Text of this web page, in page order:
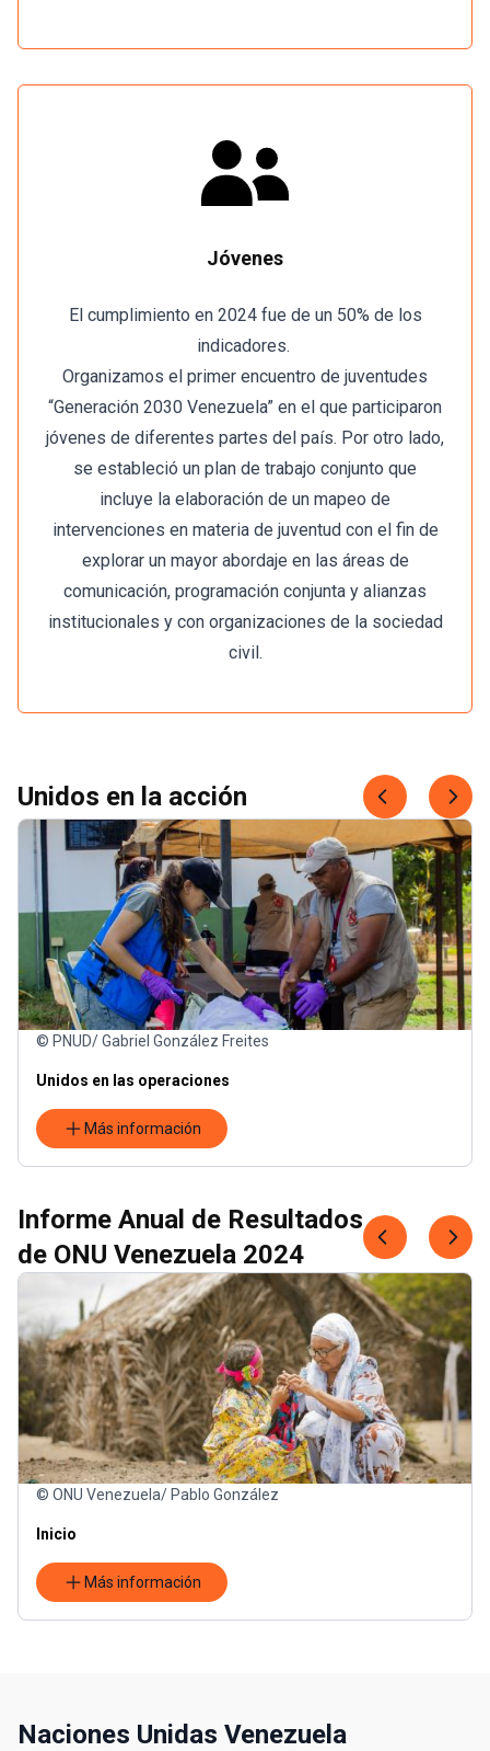
Jóvenes
El cumplimiento en 2024 fue de un 50% de los
indicadores.
Organizamos el primer encuentro de juventudes
“Generación 2030 Venezuela” en el que participaron
jóvenes de diferentes partes del país. Por otro lado,
se estableció un plan de trabajo conjunto que
incluye la elaboración de un mapeo de
intervenciones en materia de juventud con el fin de
explorar un mayor abordaje en las áreas de
comunicación, programación conjunta y alianzas
institucionales y con organizaciones de la sociedad
civil.
© PNUD/ Gabriel González Freites
Unidos en las operaciones
Más información
Unidos en la acción
© ONU Venezuela/ Pablo González
Inicio
Más información
Informe Anual de Resultados
de ONU Venezuela 2024
Naciones Unidas Venezuela